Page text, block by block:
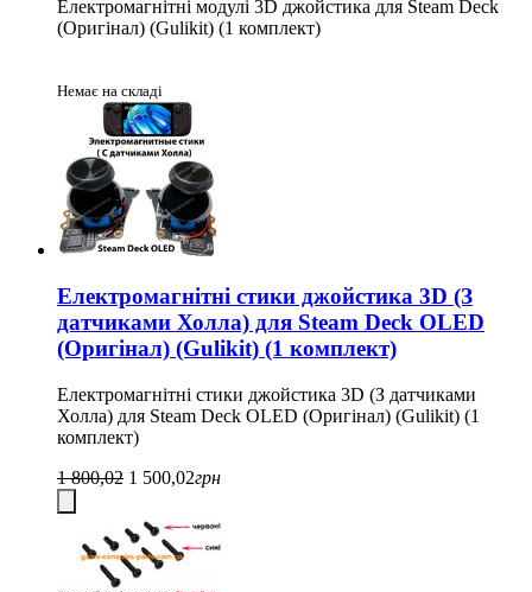
Електромагнітні модулі 3D джойстика для Steam Deck
(Оригінал) (Gulikit) (1 комплект)
Немає на складі
Електромагнітні стики джойстика 3D (З
датчиками Холла) для Steam Deck OLED
(Оригінал) (Gulikit) (1 комплект)
Електромагнітні стики джойстика 3D (З датчиками
Холла) для Steam Deck OLED (Оригінал) (Gulikit) (1
комплект)
1 800,02 1 500,02грн